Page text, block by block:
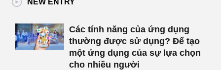
NEW ENTRY
Các tính năng của ứng dụng
thường được sử dụng? Để tạo
một ứng dụng của sự lựa chọn
cho nhiều người